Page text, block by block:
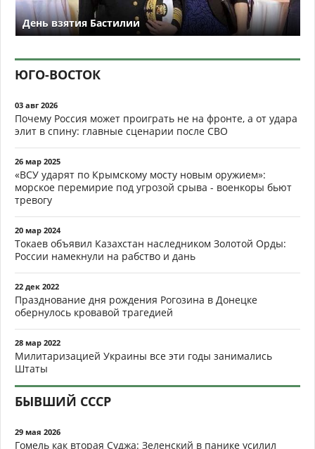
День взятия Бастилии
ЮГО-ВОСТОК
03 авг 2026
Почему Россия может проиграть не на фронте, а от удара
элит в спину: главные сценарии после СВО
26 мар 2025
«ВСУ ударят по Крымскому мосту новым оружием»:
морское перемирие под угрозой срыва - военкоры бьют
тревогу
20 мар 2024
Токаев объявил Казахстан наследником Золотой Орды:
России намекнули на рабство и дань
22 дек 2022
Празднование дня рождения Рогозина в Донецке
обернулось кровавой трагедией
28 мар 2022
Милитаризацией Украины все эти годы занимались
Штаты
БЫВШИЙ СССР
29 мая 2026
Гомель как вторая Суджа: Зеленский в панике усилил